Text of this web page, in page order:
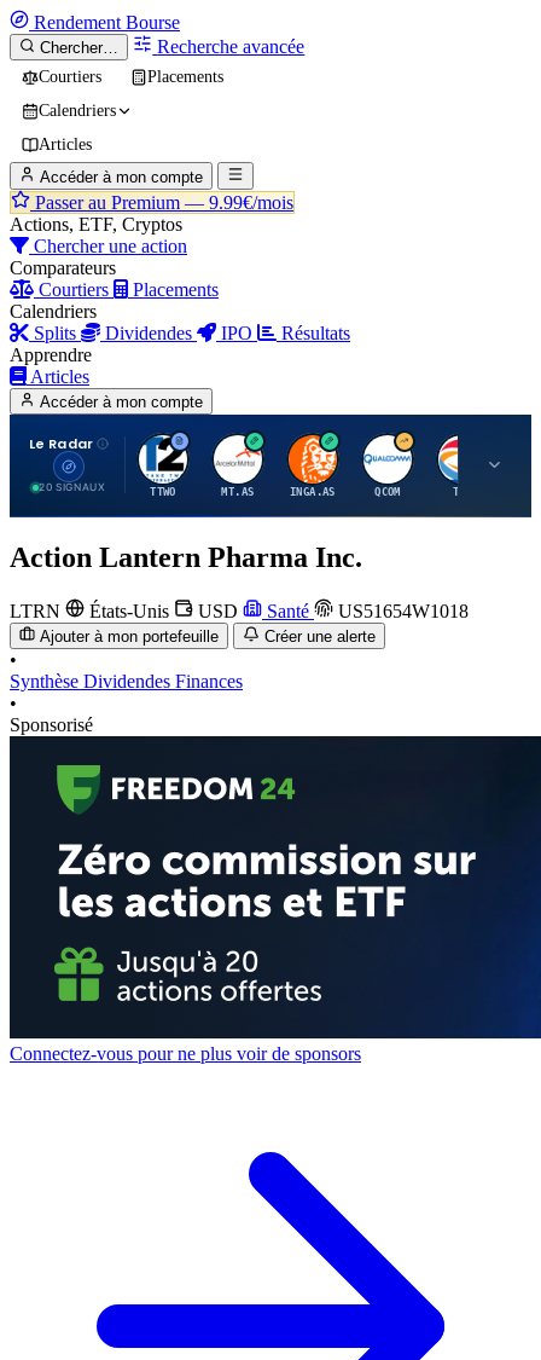
Rendement Bourse
Chercher… Recherche avancée
Courtiers
Placements
Calendriers
Articles
Accéder à mon compte
Passer au Premium — 9.99€/mois
Actions, ETF, Cryptos
Chercher une action
Comparateurs
Courtiers
Placements
Calendriers
Splits
Dividendes IPO
Résultats
Apprendre
Articles
Accéder à mon compte
Le Radar
20 SIGNAUX
T
TTWO
A
MT.AS
I
INGA.AS
Q
QCOM
T
TTE
Action Lantern Pharma Inc.
LTRN États-Unis USD Santé US51654W1018
Ajouter à mon portefeuille Créer une alerte
•
Synthèse Dividendes Finances
•
Sponsorisé
Connectez-vous pour ne plus voir de sponsors